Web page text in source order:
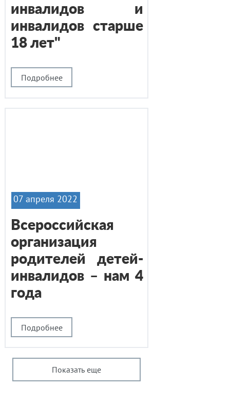
Подробнее
инвалидов и
инвалидов старше
18 лет"
Подробнее
Всероссийская
организация
родителей детей-
инвалидов – нам 4
года
07 апреля 2022
Показать еще